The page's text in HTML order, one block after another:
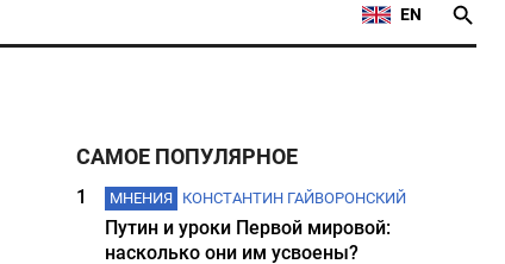
EN
САМОЕ ПОПУЛЯРНОЕ
1 МНЕНИЯ КОНСТАНТИН ГАЙВОРОНСКИЙ
Путин и уроки Первой мировой:
насколько они им усвоены?